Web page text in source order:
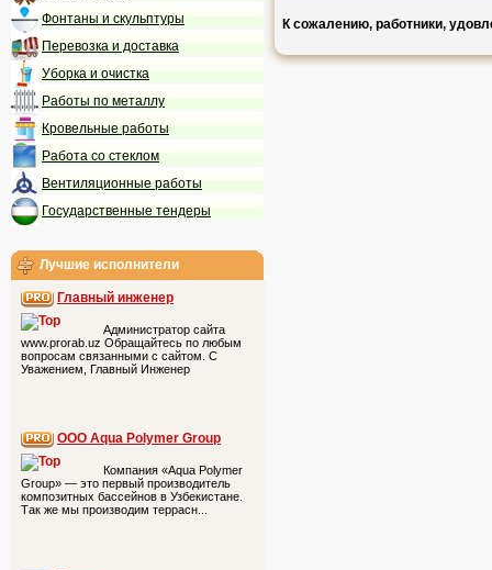
Фонтаны и скульптуры
Перевозка и доставка
Уборка и очистка
Работы по металлу
Кровельные работы
Работа со стеклом
Вентиляционные работы
Государственные тендеры
Лучшие исполнители
Главный инженер
Администратор сайта
www.prorab.uz Обращайтесь по любым
вопросам связанными с сайтом. С
Уважением, Главный Инженер
ООО Aqua Polymer Group
Компания «Aqua Polymer
Group» — это первый производитель
композитных бассейнов в Узбекистане.
Так же мы производим террасн...
К сожалению, работники,